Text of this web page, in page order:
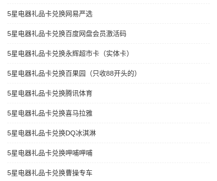
5星电器礼品卡兑换网易严选
5星电器礼品卡兑换百度网盘会员激活码
5星电器礼品卡兑换永辉超市卡（实体卡）
5星电器礼品卡兑换百果园（只收88开头的）
5星电器礼品卡兑换腾讯体育
5星电器礼品卡兑换喜马拉雅
5星电器礼品卡兑换DQ冰淇淋
5星电器礼品卡兑换呷哺呷哺
5星电器礼品卡兑换曹操专车